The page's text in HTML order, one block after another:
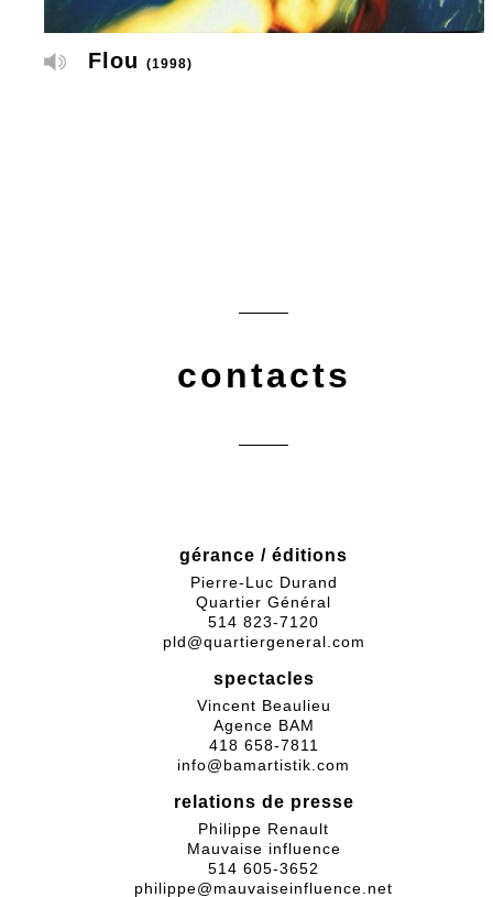
Flou (1998)
contacts
gérance / éditions
Pierre-Luc Durand
Quartier Général
514 823-7120
pld@quartiergeneral.com
spectacles
Vincent Beaulieu
Agence BAM
418 658-7811
info@bamartistik.com
relations de presse
Philippe Renault
Mauvaise influence
514 605-3652
philippe@mauvaiseinfluence.net